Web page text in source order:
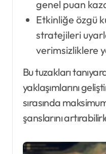
genel puan
Etkinliğe özgü
stratejileri
verimsizliklere
Bu tuzakları
yaklaşımlarını
sırasında
şanslarını